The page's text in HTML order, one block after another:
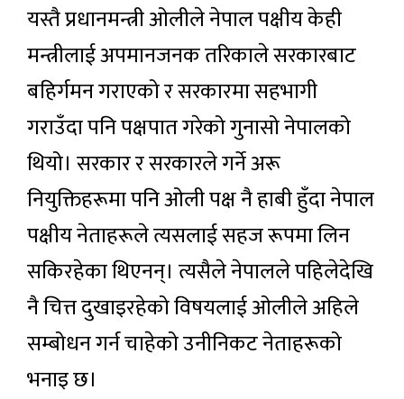
यस्तै प्रधानमन्त्री ओलीले नेपाल पक्षीय केही
मन्त्रीलाई अपमानजनक तरिकाले सरकारबाट
बहिर्गमन गराएको र सरकारमा सहभागी
गराउँदा पनि पक्षपात गरेको गुनासो नेपालको
थियो। सरकार र सरकारले गर्ने अरू
नियुक्तिहरूमा पनि ओली पक्ष नै हाबी हुँदा नेपाल
पक्षीय नेताहरूले त्यसलाई सहज रूपमा लिन
सकिरहेका थिएनन्। त्यसैले नेपालले पहिलेदेखि
नै चित्त दुखाइरहेको विषयलाई ओलीले अहिले
सम्बोधन गर्न चाहेको उनीनिकट नेताहरूको
भनाइ छ।